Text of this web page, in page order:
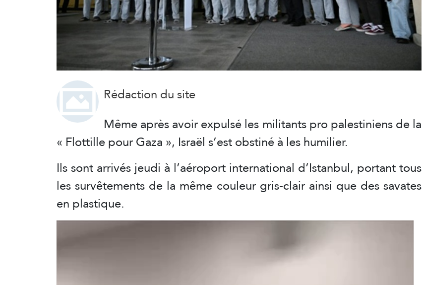
Rédaction du site
Même après avoir expulsé les militants pro palestiniens de la
« Flottille pour Gaza », Israël s’est obstiné à les humilier.
Ils sont arrivés jeudi à l’aéroport international d’Istanbul, portant tous
les survêtements de la même couleur gris-clair ainsi que des savates
en plastique.